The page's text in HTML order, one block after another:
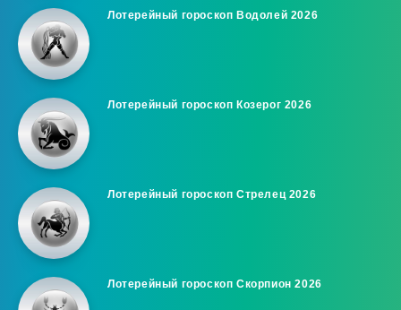
Лотерейный гороскоп Водолей 2026
Лотерейный гороскоп Козерог 2026
Лотерейный гороскоп Стрелец 2026
Лотерейный гороскоп Скорпион 2026